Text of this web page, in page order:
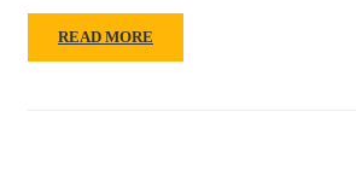
READ MORE